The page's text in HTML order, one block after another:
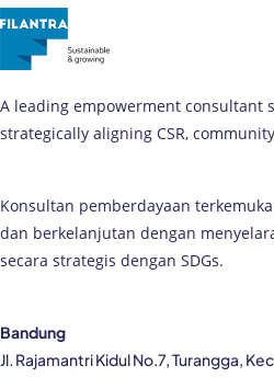
A leading empowerment consultant
strategically aligning CSR,
Konsultan pemberdayaan
dan berkelanjutan dengan
secara strategis dengan SDGs.
Bandung
Jl. Rajamantri Kidul No.7, Turangga,